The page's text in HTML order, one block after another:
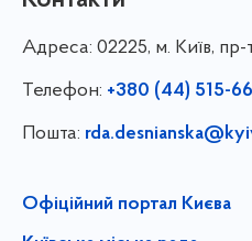
Адреса: 02225, м. Київ,
Телефон: +380 (44) 515-
Пошта:
Офіційний портал Києва